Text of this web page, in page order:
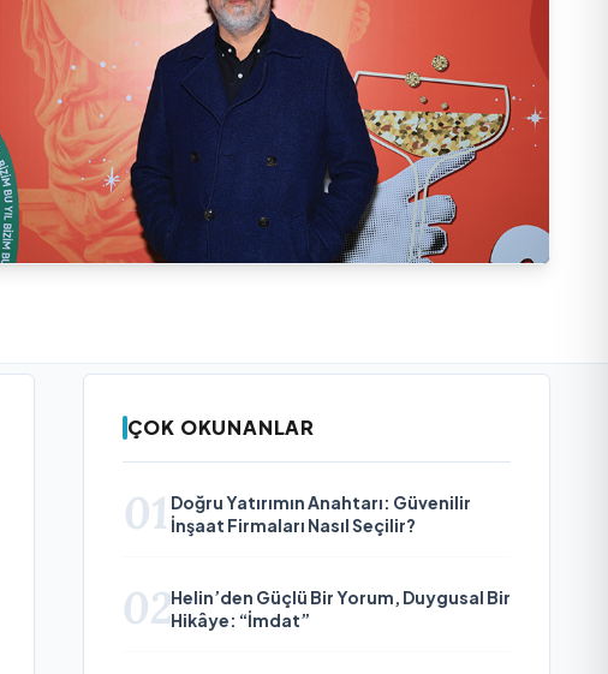
ÇOK OKUNANLAR
01 Doğru Yatırımın Anahtarı: Güvenilir
İnşaat Firmaları Nasıl Seçilir?
02Helin’den Güçlü Bir Yorum, Duygusal Bir
Hikâye: “İmdat”